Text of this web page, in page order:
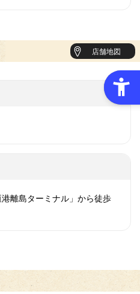
店舗地図
離島ターミナル」から徒歩